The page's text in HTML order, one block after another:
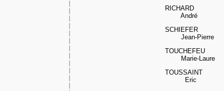
RICHARD
André
SCHIEFER
Jean-Pierre
TOUCHEFEU
Marie-Laure
TOUSSAINT
Eric